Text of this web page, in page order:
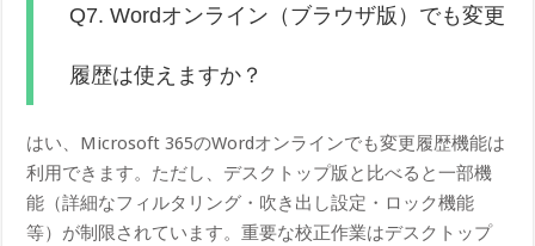
Q7. Wordオンライン（ブラウザ版）でも変更
履歴は使えますか？
はい、Microsoft 365のWordオンラインでも変更履歴機能は
利用できます。ただし、デスクトップ版と比べると一部機
能（詳細なフィルタリング・吹き出し設定・ロック機能
等）が制限されています。重要な校正作業はデスクトップ